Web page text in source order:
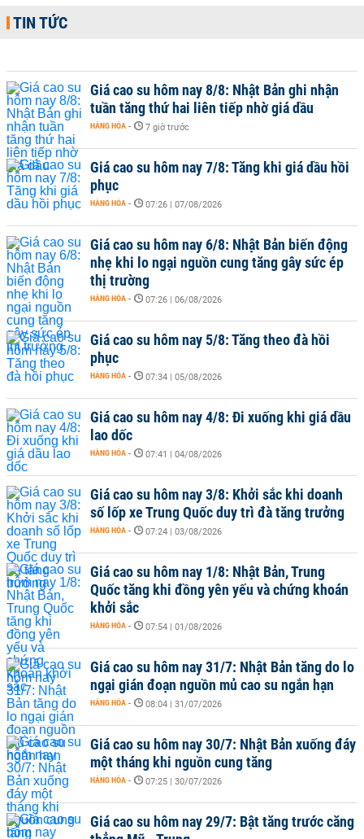
TIN TỨC
Giá cao su hôm nay 8/8: Nhật Bản ghi nhận
tuần tăng thứ hai liên tiếp nhờ giá dầu
HÀNG HÓA - 7 giờ trước
Giá cao su hôm nay 7/8: Tăng khi giá dầu hồi
phục
HÀNG HÓA - 07:26 | 07/08/2026
Giá cao su hôm nay 6/8: Nhật Bản biến động
nhẹ khi lo ngại nguồn cung tăng gây sức ép
thị trường
HÀNG HÓA - 07:26 | 06/08/2026
Giá cao su hôm nay 5/8: Tăng theo đà hồi
phục
HÀNG HÓA - 07:34 | 05/08/2026
Giá cao su hôm nay 4/8: Đi xuống khi giá dầu
lao dốc
HÀNG HÓA - 07:41 | 04/08/2026
Giá cao su hôm nay 3/8: Khởi sắc khi doanh
số lốp xe Trung Quốc duy trì đà tăng trưởng
HÀNG HÓA - 07:24 | 03/08/2026
Giá cao su hôm nay 1/8: Nhật Bản, Trung
Quốc tăng khi đồng yên yếu và chứng khoán
khởi sắc
HÀNG HÓA - 07:54 | 01/08/2026
Giá cao su hôm nay 31/7: Nhật Bản tăng do lo
ngại gián đoạn nguồn mủ cao su ngắn hạn
HÀNG HÓA - 08:04 | 31/07/2026
Giá cao su hôm nay 30/7: Nhật Bản xuống đáy
một tháng khi nguồn cung tăng
HÀNG HÓA - 07:25 | 30/07/2026
Giá cao su hôm nay 29/7: Bật tăng trước căng